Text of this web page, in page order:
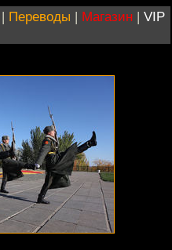
| Переводы | Магазин | VIP